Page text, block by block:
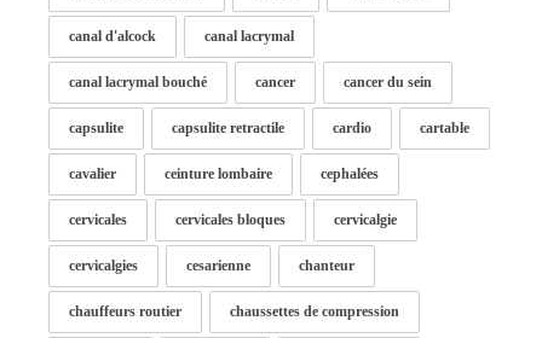
canal d'alcock canal lacrymal
canal lacrymal bouché cancer cancer du sein
capsulite capsulite retractile cardio cartable
cavalier ceinture lombaire cephalées
cervicales cervicales bloques cervicalgie
cervicalgies cesarienne chanteur
chauffeurs routier chaussettes de compression